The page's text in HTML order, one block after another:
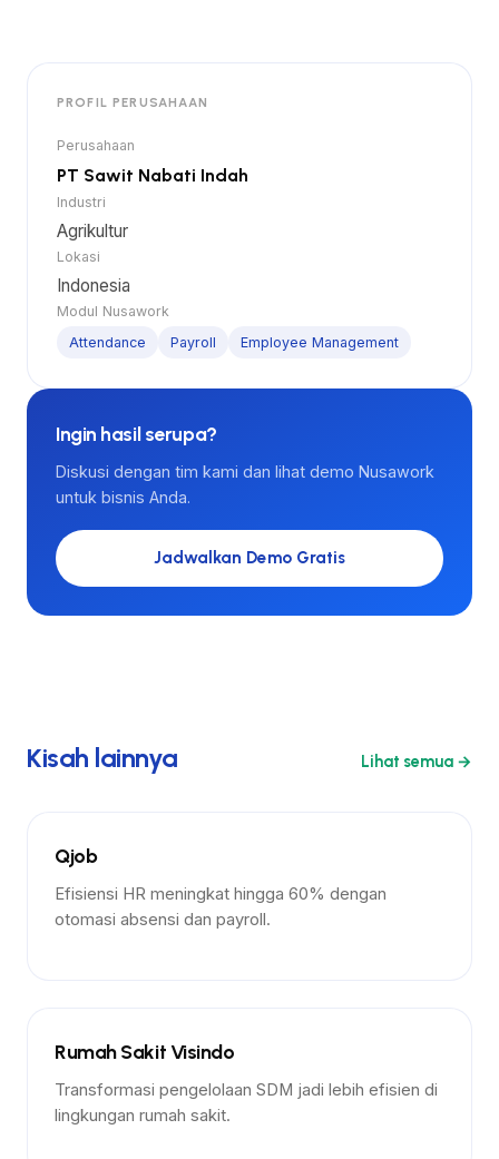
PROFIL PERUSAHAAN
Perusahaan
PT Sawit Nabati Indah
Industri
Agrikultur
Lokasi
Indonesia
Modul Nusawork
Attendance
Payroll Employee Management
Ingin hasil serupa?
Diskusi dengan tim kami dan lihat demo Nusawork
untuk bisnis Anda.
Jadwalkan Demo Gratis
Kisah lainnya Lihat semua →
Qjob
Efisiensi HR meningkat hingga 60% dengan
otomasi absensi dan payroll.
Rumah Sakit Visindo
Transformasi pengelolaan SDM jadi lebih efisien di
lingkungan rumah sakit.